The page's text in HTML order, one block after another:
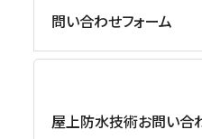
問い合わせフォーム
屋上防水技術お問い合